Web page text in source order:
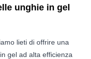
unghie in gel
lieti di offrire una
gel ad alta efficienza